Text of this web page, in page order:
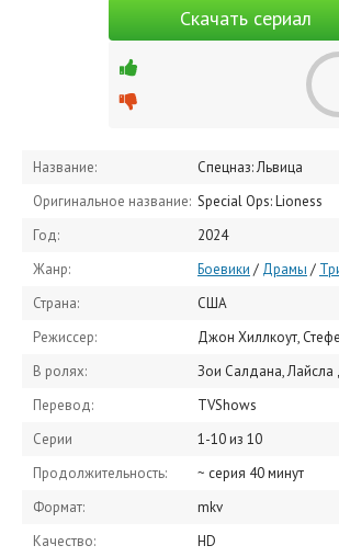
Скачать сериал
Название:
Спецназ: Львица
Оригинальное название: Special Ops: Lioness
Год:
2024
Жанр:
Боевики / Драмы /
Страна:
США
Режиссер:
Джон Хиллкоут, Стефен
В ролях:
Зои Салдана, Лайсла Де Оливейра, Дэйв Эннэйбл, Джилл Вагнер, ЛаМоника Гаррет,
Перевод:
TVShows
Серии
1-10 из 10
Продолжительность:
~ серия 40 минут
Формат:
mkv
Качество:
HD